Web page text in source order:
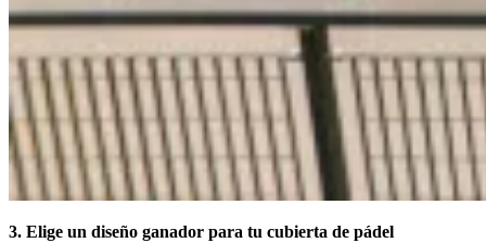
3. Elige un diseño ganador para tu cubierta de pádel